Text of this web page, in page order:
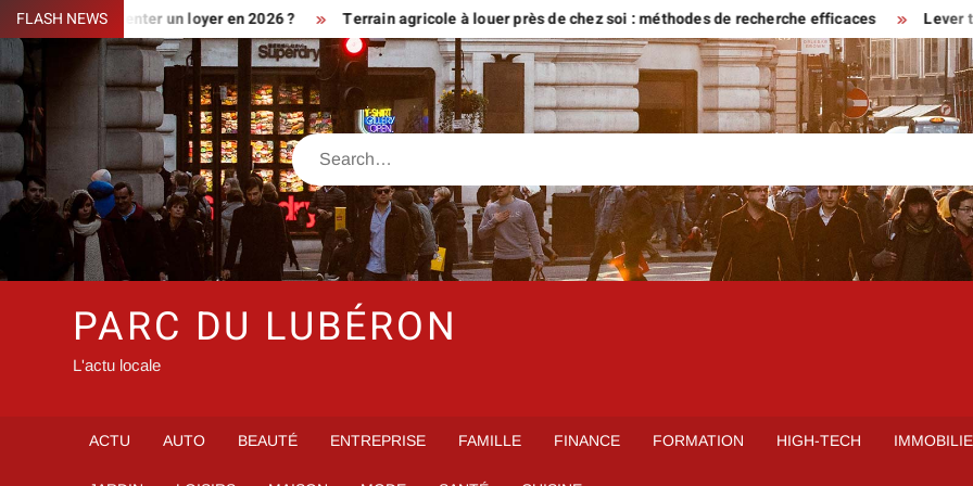
Skip
to
content
FLASH NEWS
augmenter un loyer en 2026 ? Terrain agricole à louer près de chez soi : méthodes de recherche efficaces Lever tôt ou
Search
PARC DU LUBÉRON
L'actu locale
ACTU AUTO BEAUTÉ ENTREPRISE FAMILLE FINANCE FORMATION HIGH-TECH